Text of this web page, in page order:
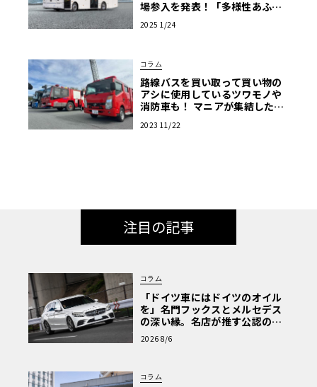
場参入を発表！「多様性あふれ
2025 1/24
コラム
路線バスを買い取って買い物の
アシに使用しているツワモノや
消防車も！ マニアが集結した商
2023 11/22
注目の記事
コラム
「ドイツ車にはドイツのオイル
を」名門フックスとメルセデス
の深い縁。名店が推す公認の安
心と、Cクラスで味わうシルキー
な走り〈PR〉
2026 8/6
コラム